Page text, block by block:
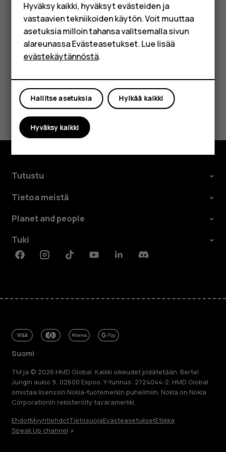
Yrityksille
Tabletit
Shop
Napauta tapahtumaa.
Napauta kohtaamore_vert>Poista.
Oliko tästä apua?
Kyllä Ei
Tutustu
Tietoa meistä
Planet and people
Tuki
FacebookInstagramTiktokYoutubeLinkedinDiscord
Suomi
TM ja © 2026 HMD Global. Kaikki oikeudet pidätetään. Bertel
Jungin aukio 9, 02600 Espoo. Y-tunnus: 2724044-2. HMD Global
omistaa lisenssin Nokia-tuotemerkin puhelimiin. Nokia on Nokia
Corporationin rekisteröity tavaramerkki.
EhdotMyyntiehdotTietosuojaEvästeasetuksetEtiikka
Speak Up channel
Hyväksy kaikki, hyväksyt evästeiden ja
vastaavien tekniikoiden käytön. Voit muuttaa
asetuksia milloin tahansa valitsemalla sivun
alareunassa Evästeasetukset. Lue lisää
evästekäytännöstä.
Hylkää kaikki
Hallitse asetuksia
Hyväksy kaikki